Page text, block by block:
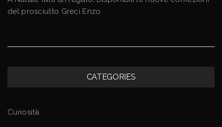
del prosciutto Greci Enzo
CATEGORIES
Curiosità